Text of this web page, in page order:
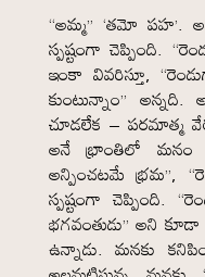
“అమ్మ” ‘తమో
స్పష్టంగా చెప్పింది.
ఇంకా వివరిస్తూ,
కుంటున్నాం”
చూడలేక – పరమాత్మ
అనే భ్రాంతిలో మనం
అన్పించటమే భ్రమ”,
స్పష్టంగా చెప్పింది.
భగవంతుడు” అని కూడా
ఉన్నాడు. మనకు